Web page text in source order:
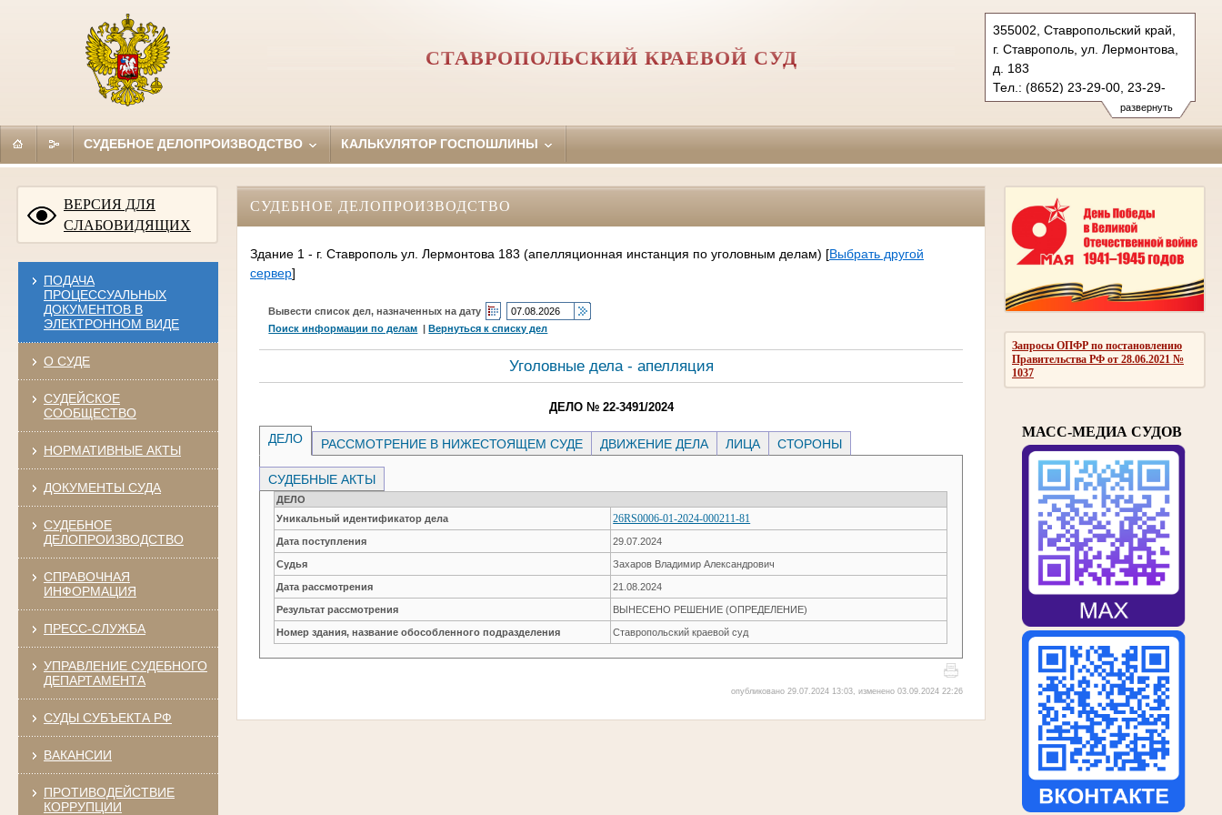
развернуть
355002, Ставропольский край,
г. Ставрополь, ул. Лермонтова,
д. 183
Тел.: (8652) 23-29-00, 23-29-
32 (ф.)
kraevoy.stv@sudrf.ru
СТАВРОПОЛЬСКИЙ КРАЕВОЙ СУД
СУДЕБНОЕ ДЕЛОПРОИЗВОДСТВО КАЛЬКУЛЯТОР ГОСПОШЛИНЫ
ВЕРСИЯ ДЛЯ
СЛАБОВИДЯЩИХ
ПОДАЧА
ПРОЦЕССУАЛЬНЫХ
ДОКУМЕНТОВ В
ЭЛЕКТРОННОМ ВИДЕ
О СУДЕ
СУДЕЙСКОЕ
СООБЩЕСТВО
НОРМАТИВНЫЕ АКТЫ
ДОКУМЕНТЫ СУДА
СУДЕБНОЕ
ДЕЛОПРОИЗВОДСТВО
СПРАВОЧНАЯ
ИНФОРМАЦИЯ
ПРЕСС-СЛУЖБА
УПРАВЛЕНИЕ СУДЕБНОГО
ДЕПАРТАМЕНТА
СУДЫ СУБЪЕКТА РФ
ВАКАНСИИ
ПРОТИВОДЕЙСТВИЕ
КОРРУПЦИИ
Запросы ОПФР по постановлению
Правительства РФ от 28.06.2021 №
1037
МАСС-МЕДИА СУДОВ
СУДЕБНОЕ ДЕЛОПРОИЗВОДСТВО
Здание 1 - г. Ставрополь ул. Лермонтова 183 (апелляционная инстанция по уголовным делам) [Выбрать другой
сервер]
Вывести список дел, назначенных на дату
Поиск информации по делам |Вернуться к списку дел
Уголовные дела - апелляция
ДЕЛО № 22-3491/2024
ДЕЛО РАССМОТРЕНИЕ В НИЖЕСТОЯЩЕМ СУДЕ ДВИЖЕНИЕ ДЕЛА ЛИЦА СТОРОНЫ
СУДЕБНЫЕ АКТЫ
ДЕЛО
Уникальный идентификатор дела
26RS0006-01-2024-000211-81
Дата поступления 29.07.2024
Судья Захаров Владимир Александрович
Дата рассмотрения 21.08.2024
Результат рассмотрения ВЫНЕСЕНО РЕШЕНИЕ (ОПРЕДЕЛЕНИЕ)
Номер здания, название обособленного подразделения Ставропольский краевой суд
опубликовано 29.07.2024 13:03, изменено 03.09.2024 22:26